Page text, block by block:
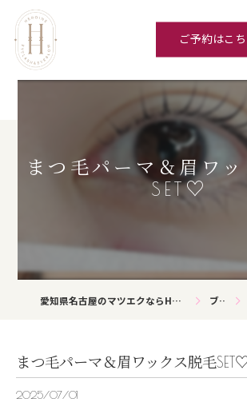
ご予約はこ
まつ毛パーマ＆眉ワ
SET♡
愛知県名古屋のマツエクならHEROINE eyelash&eyebrow ブログ
まつ毛パーマ＆眉ワックス脱毛
2025/07/01